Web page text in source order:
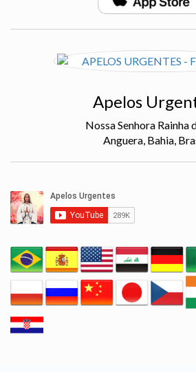
Apelos
Nossa Senhora Rainha
Anguera, Bahia,